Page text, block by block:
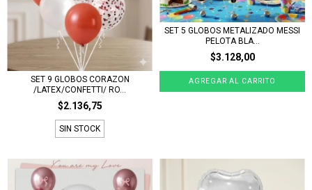
SET 9 GLOBOS CORAZON
/LATEX/CONFETTI/ RO...
$2.136,75
SIN STOCK
SET 5 GLOBOS METALIZADO MESSI
PELOTA BLA...
$3.128,00